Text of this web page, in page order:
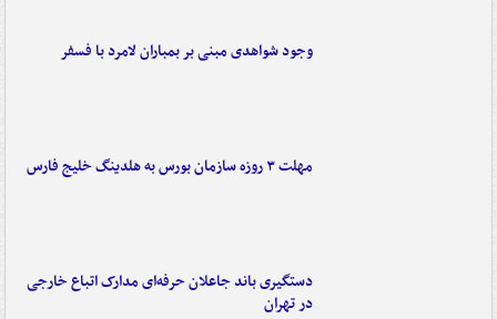
وجود شواهدی مبنی بر بمباران لامرد با فسفر
مهلت ۳ روزه سازمان بورس به هلدینگ خلیج فارس
دستگیری باند جاعلان حرفه‌ای مدارک اتباع خارجی
در تهران